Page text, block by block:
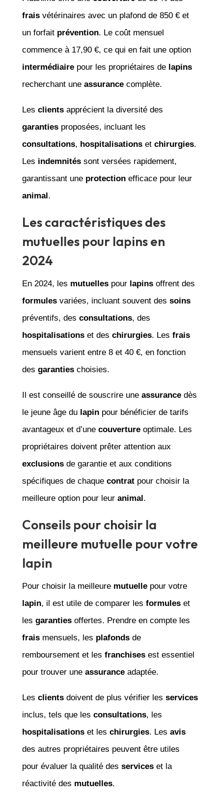
fraisvétérinaires avec un plafond de 850 € et
un forfait prévention. Le coût mensuel
commence à 17,90 €, ce qui en fait une option
intermédiairepour les propriétaires de lapins
recherchant une assurancecomplète.
Les clientsapprécient la diversité des
garantiesproposées, incluant les
consultations, hospitalisationset chirurgies.
Les indemnitéssont versées rapidement,
garantissant une protectionefficace pour leur
animal.
Les caractéristiques des
mutuelles pour lapins en
2024
En 2024, les mutuellespour lapinsoffrent des
formulesvariées, incluant souvent des soins
préventifs, des consultations, des
hospitalisationset des chirurgies. Les frais
mensuels varient entre 8 et 40 €, en fonction
des garantieschoisies.
Il est conseillé de souscrire une assurancedès
le jeune âge du lapinpour bénéficier de tarifs
avantageux et d’une couvertureoptimale. Les
propriétaires doivent prêter attention aux
exclusionsde garantie et aux conditions
spécifiques de chaque contratpour choisir la
meilleure option pour leur animal.
Conseils pour choisir la
meilleure mutuelle pour votre
lapin
Pour choisir la meilleure mutuellepour votre
lapin, il est utile de comparer les formuleset
les garantiesoffertes. Prendre en compte les
fraismensuels, les plafondsde
remboursement et les franchisesest essentiel
pour trouver une assuranceadaptée.
Les clientsdoivent de plus vérifier les services
inclus, tels que les consultations, les
hospitalisationset les chirurgies. Les avis
des autres propriétaires peuvent être utiles
pour évaluer la qualité des serviceset la
réactivité des mutuelles.